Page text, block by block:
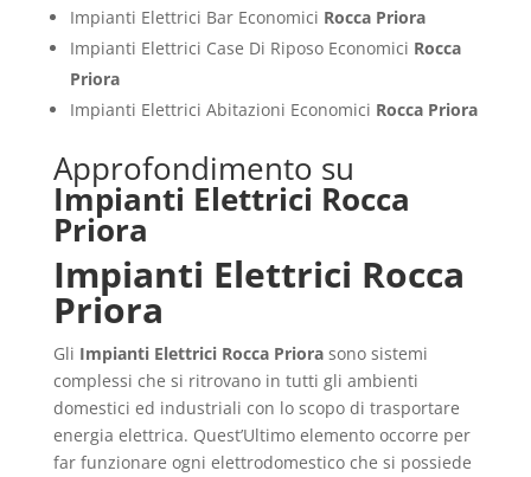
Impianti Elettrici Bar Economici Rocca Priora
Impianti Elettrici Case Di Riposo Economici Rocca
Priora
Impianti Elettrici Abitazioni Economici Rocca Priora
Approfondimento su
Impianti Elettrici Rocca
Priora
Impianti Elettrici Rocca
Priora
Gli Impianti Elettrici Rocca Priorasono sistemi
complessi che si ritrovano in tutti gli ambienti
domestici ed industriali con lo scopo di trasportare
energia elettrica. Quest’Ultimo elemento occorre per
far funzionare ogni elettrodomestico che si possiede